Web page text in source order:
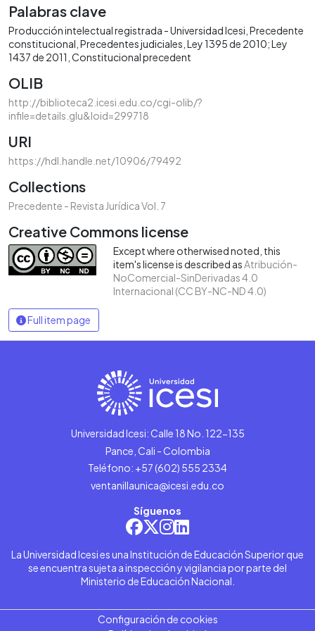
Palabras clave
Producción intelectual registrada - Universidad Icesi Precedente
constitucional Precedentes judiciales Ley 1395 de 2010; Ley
1437 de 2011 Constitucional precedent
OLIB
http://biblioteca2.icesi.edu.co/cgi-olib/?
infile=details.glu&loid=299718
URI
https://hdl.handle.net/10906/79492
Collections
Precedente - Revista Jurídica Vol. 7
Creative Commons license
Except where otherwised noted, this
item's license is described asAtribución-
NoComercial-SinDerivadas 4.0
Internacional (CC BY-NC-ND 4.0)
Full item page
Universidad Icesi: Calle 18 No. 122-135
Pance, Cali - Colombia
Teléfono: +57 (602) 555 2334
ventanillaunica@icesi.edu.co
Síguenos
La Universidad Icesi es una Institución de Educación Superior que
se encuentra sujeta a inspección y vigilancia por parte del
Ministerio de Educación Nacional.
Configuración de cookies